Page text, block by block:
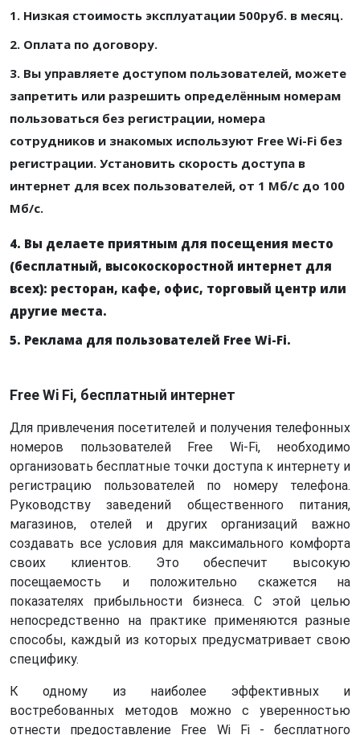
1. Низкая стоимость эксплуатации 500руб. в месяц.
2. Оплата по договору.
3. Вы управляете доступом пользователей, можете
запретить или разрешить определённым номерам
пользоваться без регистрации, номера
сотрудников и знакомых используют Free Wi-Fi без
регистрации. Установить скорость доступа в
интернет для всех пользователей, от 1 Мб/с до 100
Мб/с.
4. Вы делаете приятным для посещения место
(бесплатный, высокоскоростной интернет для
всех): ресторан, кафе, офис, торговый центр или
другие места.
5. Реклама для пользователей Free Wi-Fi.
Free Wi Fi, бесплатный интернет
Для привлечения посетителей и получения телефонных
номеров пользователей Free Wi-Fi, необходимо
организовать бесплатные точки доступа к интернету и
регистрацию пользователей по номеру телефона.
Руководству заведений общественного питания,
магазинов, отелей и других организаций важно
создавать все условия для максимального комфорта
своих клиентов. Это обеспечит высокую
посещаемость и положительно скажется на
показателях прибыльности бизнеса. С этой целью
непосредственно на практике применяются разные
способы, каждый из которых предусматривает свою
специфику.
К одному из наиболее эффективных и
востребованных методов можно с уверенностью
отнести предоставление Free Wi Fi - бесплатного